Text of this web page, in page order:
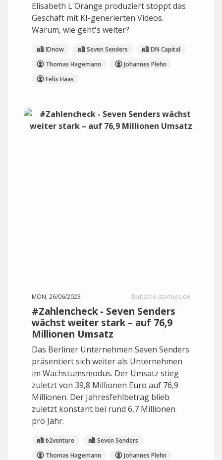
Elisabeth L'Orange produziert stoppt das
Geschäft mit KI-generierten Videos.
Warum, wie geht's weiter?
IDnow Seven Senders
DN Capital
Thomas Hagemann
Johannes Plehn
Felix Haas
MON, 26/06/2023 deutsche-startups.de
#Zahlencheck - Seven Senders
wächst weiter stark – auf 76,9
Millionen Umsatz
Das Berliner Unternehmen Seven Senders
präsentiert sich weiter als Unternehmen
im Wachstumsmodus. Der Umsatz stieg
zuletzt von 39,8 Millionen Euro auf 76,9
Millionen. Der Jahresfehlbetrag blieb
zuletzt konstant bei rund 6,7 Millionen
pro Jahr.
b2venture
Seven Senders
Thomas Hagemann
Johannes Plehn